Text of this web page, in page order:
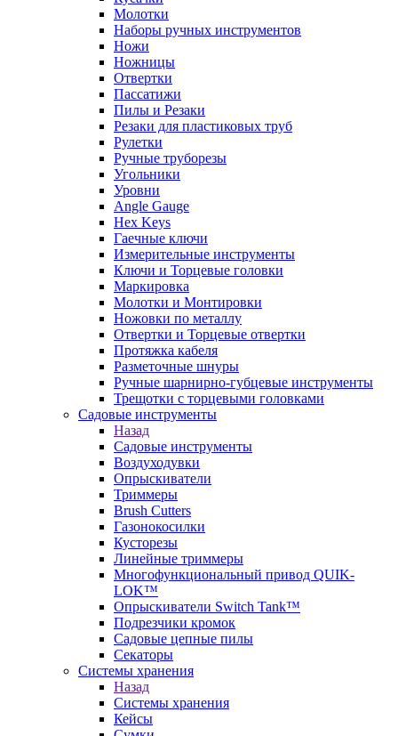
Молотки
Наборы ручных инструментов
Ножи
Ножницы
Отвертки
Пассатижи
Пилы и Резаки
Резаки для пластиковых труб
Рулетки
Ручные труборезы
Угольники
Уровни
Angle Gauge
Hex Keys
Гаечные ключи
Измерительные инструменты
Ключи и Торцевые головки
Маркировка
Молотки и Монтировки
Ножовки по металлу
Отвертки и Торцевые отвертки
Протяжка кабеля
Разметочные шнуры
Ручные шарнирно-губцевые инструменты
Трещотки с торцевыми головками
Садовые инструменты
Назад
Садовые инструменты
Воздуходувки
Опрыскиватели
Триммеры
Brush Cutters
Газонокосилки
Кусторезы
Линейные триммеры
Многофункциональный привод QUIK-
LOK™
Опрыскиватели Switch Tank™
Подрезчики кромок
Садовые цепные пилы
Секаторы
Системы хранения
Назад
Системы хранения
Кейсы